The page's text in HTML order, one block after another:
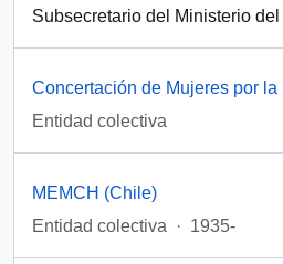
Subsecretario del Ministerio del
Entidad colectiva
MEMCH (Chile)
Entidad colectiva
· 1935-